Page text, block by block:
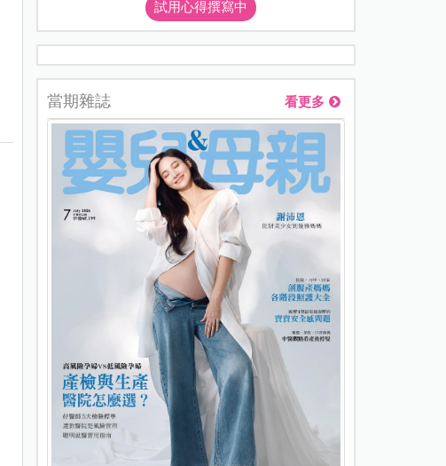
試用心得撰寫中
當期雜誌 看更多